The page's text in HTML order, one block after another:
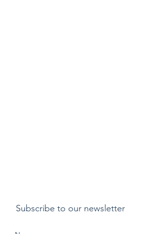
Subscribe to our newsletter